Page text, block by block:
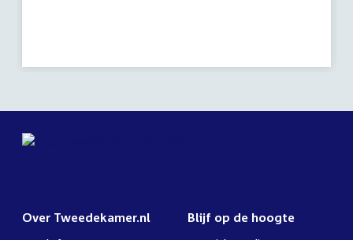
Over Tweedekamer.nl Blijf op de hoogte